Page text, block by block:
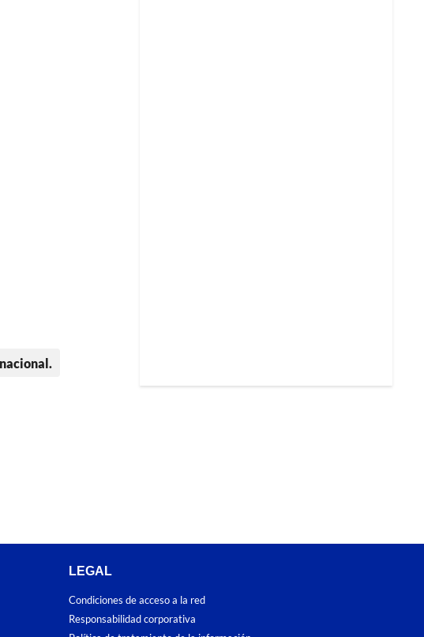
LEGAL
Condiciones de acceso a la red
Responsabilidad corporativa